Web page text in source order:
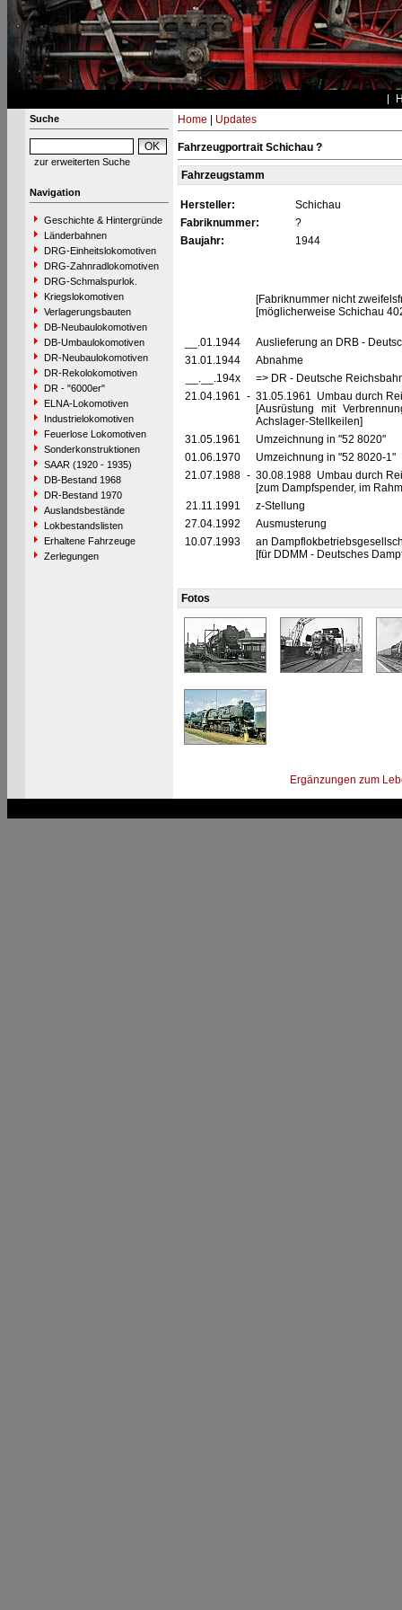
Suche
zur erweiterten Suche
Navigation
Geschichte & Hintergründe
Länderbahnen
DRG-Einheitslokomotiven
DRG-Zahnradlokomotiven
DRG-Schmalspurlok.
Kriegslokomotiven
Verlagerungsbauten
DB-Neubaulokomotiven
DB-Umbaulokomotiven
DR-Neubaulokomotiven
DR-Rekolokomotiven
DR - "6000er"
ELNA-Lokomotiven
Industrielokomotiven
Feuerlose Lokomotiven
Sonderkonstruktionen
SAAR (1920 - 1935)
DB-Bestand 1968
DR-Bestand 1970
Auslandsbestände
Lokbestandslisten
Erhaltene Fahrzeuge
Zerlegungen
Home Updates
Fahrzeugportrait Schichau ?
Fahrzeugstamm
Hersteller:
Schichau
Fabriknummer:
?
Baujahr:
1944
[Fabriknummer nicht
[möglicherweise Schichau
__.01.1944
Auslieferung an DRB -
31.01.1944
Abnahme
__.__.194x
=> DR - Deutsche
21.04.1961 - 31.05.1961 Umbau durch
[Ausrüstung mit
Achslager-Stellkeilen]
31.05.1961
Umzeichnung in "52 8020"
01.06.1970
Umzeichnung in "52 8020-1"
21.07.1988 - 30.08.1988 Umbau durch
[zum Dampfspender, im
21.11.1991
z-Stellung
27.04.1992
Ausmusterung
10.07.1993
an
[für DDMM - Deutsches
Fotos
Ergänzungen zum